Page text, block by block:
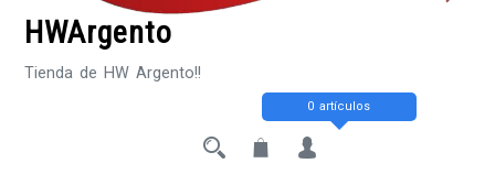
HWArgento
Tienda de HW Argento!!
0 artículos